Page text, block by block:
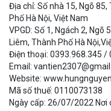
Địa chỉ: Số nhà 15, Ngõ
Phố Hà Nội, Việt Nam
VPGD: Số 1, Ngách 2,
Liêm, Thành Phố Hà
Điện thoại: 0393.968.345 /
Email:
Website:
Mã số thuế: 0110073138
Ngày cấp: 26/07/2022 Nơi